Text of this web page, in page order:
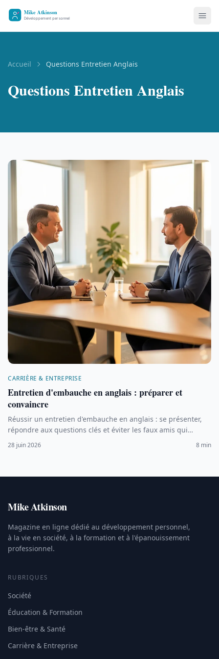
Accueil Questions Entretien Anglais
Questions Entretien Anglais
CARRIÈRE & ENTREPRISE
Entretien d'embauche en anglais : préparer et
convaincre
Réussir un entretien d'embauche en anglais : se présenter,
répondre aux questions clés et éviter les faux amis qui
piègent les francophones.
28 juin 2026 8 min
Mike Atkinson
Magazine en ligne dédié au développement personnel,
à la vie en société, à la formation et à l'épanouissement
professionnel.
RUBRIQUES
Société
Éducation & Formation
Bien-être & Santé
Carrière & Entreprise